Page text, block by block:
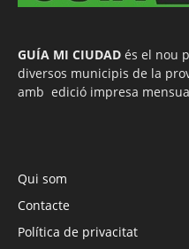
GUÍA MI CIUDAD és el nou
diversos municipis de la
amb edició impresa
Qui som
Contacte
Política de privacitat